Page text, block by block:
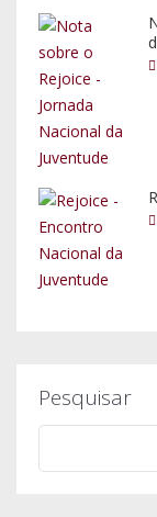
Pesquisar